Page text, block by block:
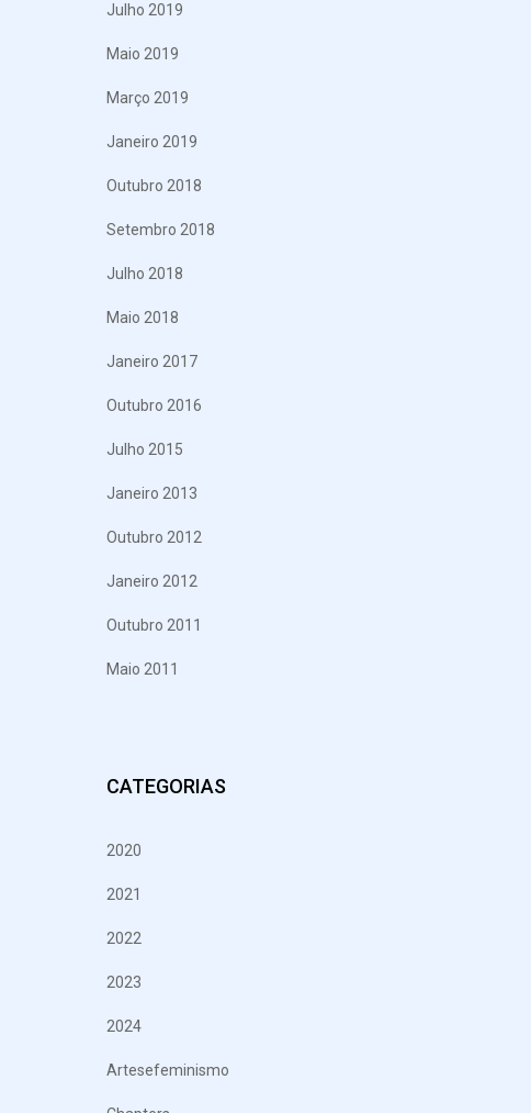
Julho 2019
Maio 2019
Março 2019
Janeiro 2019
Outubro 2018
Setembro 2018
Julho 2018
Maio 2018
Janeiro 2017
Outubro 2016
Julho 2015
Janeiro 2013
Outubro 2012
Janeiro 2012
Outubro 2011
Maio 2011
CATEGORIAS
2020
2021
2022
2023
2024
Artesefeminismo